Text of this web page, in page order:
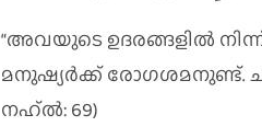
“അവയുടെ ഉദരങ്ങളില്‍
മനുഷ്യര്‍ക്ക്‌ രോഗശമനുണ്ട്‌.
നഹ്‌ല്‍: 69)